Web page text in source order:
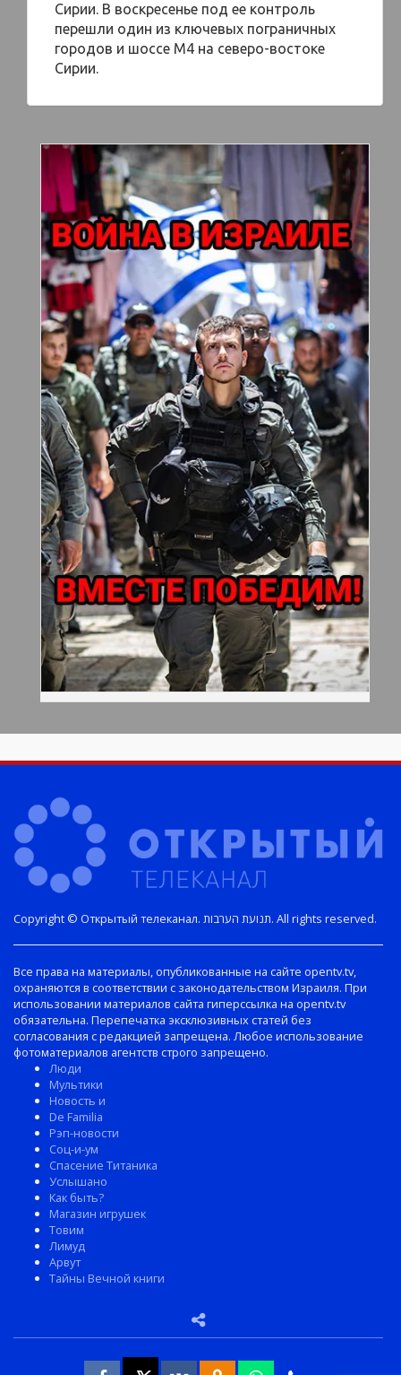
Сирии. В воскресенье под ее контроль
перешли один из ключевых пограничных
городов и шоссе М4 на северо-востоке
Сирии.
Copyright © Открытый телеканал. תנועת הערבות. All rights reserved.
Все права на материалы, опубликованные на сайте opentv.tv,
охраняются в соответствии с законодательством Израиля. При
использовании материалов сайта гиперссылка на opentv.tv
обязательна. Перепечатка эксклюзивных статей без
согласования с редакцией запрещена. Любое использование
фотоматериалов агентств строго запрещено.
Люди
Мультики
Новость и
De Familia
Рэп-новости
Соц-и-ум
Спасение Титаника
Услышано
Как быть?
Магазин игрушек
Товим
Лимуд
Арвут
Тайны Вечной книги